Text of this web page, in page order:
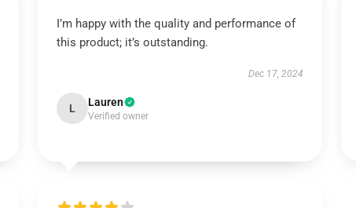
I’m happy with the quality and performance of
this product; it’s outstanding.
Dec 17, 2024
L Lauren
Verified owner